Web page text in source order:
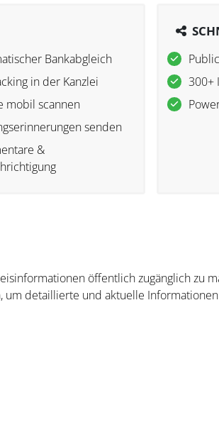
Bankabgleich
in der Kanzlei
mobil scannen
senden
&
300+
öffentlich zugänglich zu
detaillierte und aktuelle